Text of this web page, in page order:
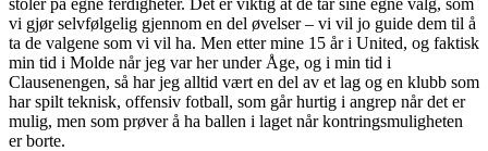
vi gjør selvfølgelig gjennom en del øvelser – vi vil jo guide dem til å
ta de valgene som vi vil ha. Men etter mine 15 år i United, og faktisk
min tid i Molde når jeg var her under Åge, og i min tid i
Clausenengen, så har jeg alltid vært en del av et lag og en klubb som
har spilt teknisk, offensiv fotball, som går hurtig i angrep når det er
mulig, men som prøver å ha ballen i laget når kontringsmuligheten
er borte.